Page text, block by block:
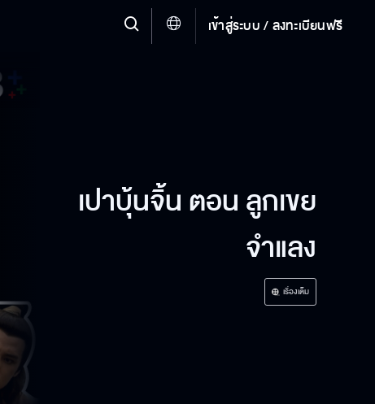
เข้าสู่ระบบ / ลงทะเบียนฟรี
เปาบุ้นจิ้น ตอน ลูกเขย
จำแลง
เรื่องเต็ม